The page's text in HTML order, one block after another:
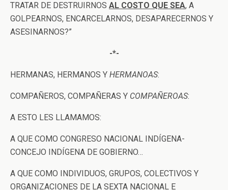
TRATAR DE DESTRUIRNOS AL COSTO QUE SEA, A
GOLPEARNOS, ENCARCELARNOS, DESAPARECERNOS Y
ASESINARNOS?”
-*-
HERMANAS, HERMANOS Y HERMANOAS:
COMPAÑEROS, COMPAÑERAS Y COMPAÑEROAS:
A ESTO LES LLAMAMOS:
A QUE COMO CONGRESO NACIONAL INDÍGENA-
CONCEJO INDÍGENA DE GOBIERNO…
A QUE COMO INDIVIDUOS, GRUPOS, COLECTIVOS Y
ORGANIZACIONES DE LA SEXTA NACIONAL E